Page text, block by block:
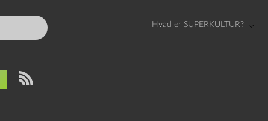
Hvad er SUPERKULTUR?